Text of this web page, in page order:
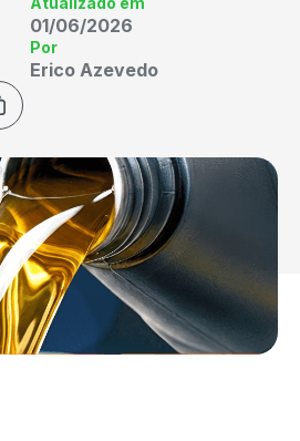
01/06/2026
Por
Erico Azevedo